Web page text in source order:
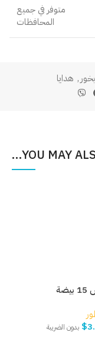
متوفر في جميع
المحافظات
بخور , هدايا
YOU MAY
$ بدون الضريبة